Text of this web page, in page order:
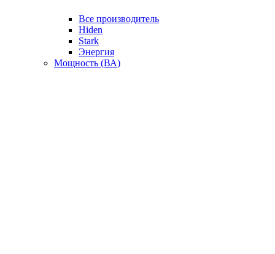
Все производитель
Hiden
Stark
Энергия
Мощность (ВА)